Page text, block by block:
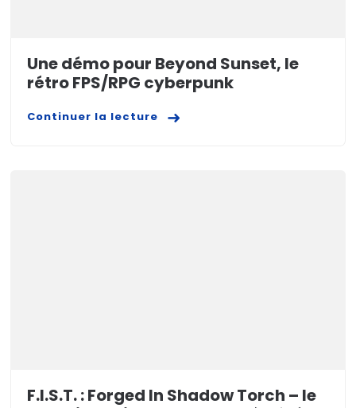
Une démo pour Beyond Sunset, le
rétro FPS/RPG cyberpunk
Continuer la lecture
F.I.S.T. : Forged In Shadow Torch – le